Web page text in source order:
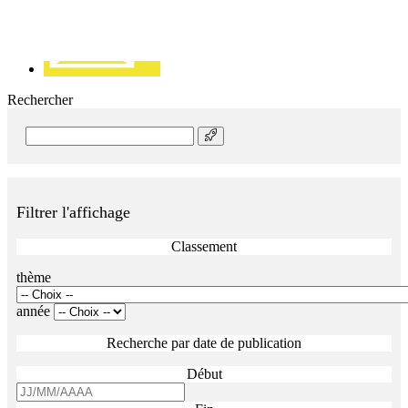
Rechercher
Rechercher
Filtrer l'affichage
Classement
thème
année
Recherche par date de publication
Début